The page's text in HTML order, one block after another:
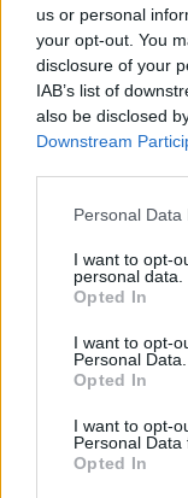
us or personal
your opt-out. You
disclosure of your
IAB’s list of
also be disclosed
Downstream
Please note that
not limited to your
grant or deny
use your data for
consent section.
Personal
I want to opt-
personal data.
Opted In
I want to opt-
Personal Data.
Opted In
I want to opt-
Personal Data
Opted In